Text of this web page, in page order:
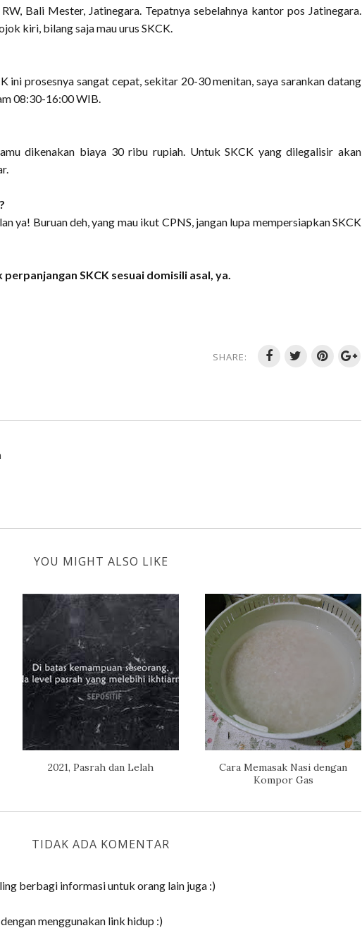
Bali Mester, Jatinegara. Tepatnya sebelahnya kantor pos Jatinegara.
kiri, bilang saja mau urus SKCK.
ini prosesnya sangat cepat, sekitar 20-30 menitan, saya sarankan datang
08:30-16:00 WIB.
dikenakan biaya 30 ribu rupiah. Untuk SKCK yang dilegalisir akan
ya! Buruan deh, yang mau ikut CPNS, jangan lupa mempersiapkan SKCK
perpanjangan SKCK sesuai domisili asal, ya.
SHARE:
YOU MIGHT ALSO LIKE
2021, Pasrah dan Lelah
Cara Memasak Nasi dengan
Kompor Gas
TIDAK ADA KOMENTAR
berbagi informasi untuk orang lain juga :)
menggunakan link hidup :)